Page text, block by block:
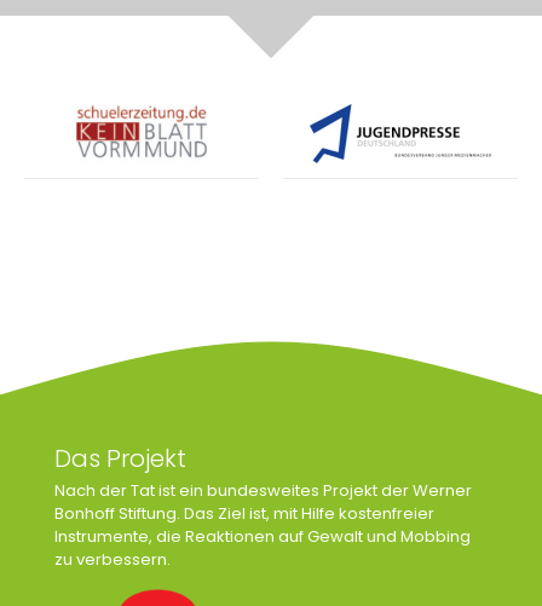
Das Projekt
Nach der Tat ist ein bundesweites Projekt der Werner
Bonhoff Stiftung. Das Ziel ist, mit Hilfe kostenfreier
Instrumente, die Reaktionen auf Gewalt und Mobbing
zu verbessern.